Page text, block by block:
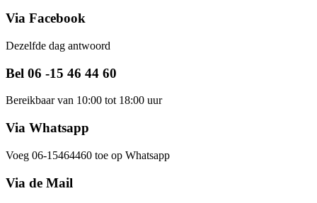
Via Facebook
Dezelfde dag antwoord
Bel 06 -15 46 44 60
Bereikbaar van 10:00 tot 18:00 uur
Via Whatsapp
Voeg 06-15464460 toe op Whatsapp
Via de Mail